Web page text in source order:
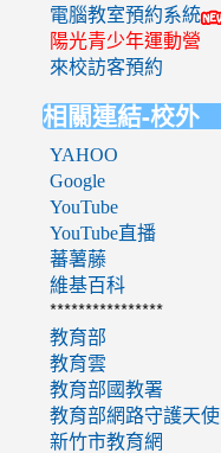
電腦教室預約系統
陽光青少年運動營
來校訪客預約
相關連結-校外
YAHOO
Google
YouTube
YouTube直播
蕃薯藤
維基百科
****************
教育部
教育雲
教育部國教署
教育部網路守護天使
新竹市教育網